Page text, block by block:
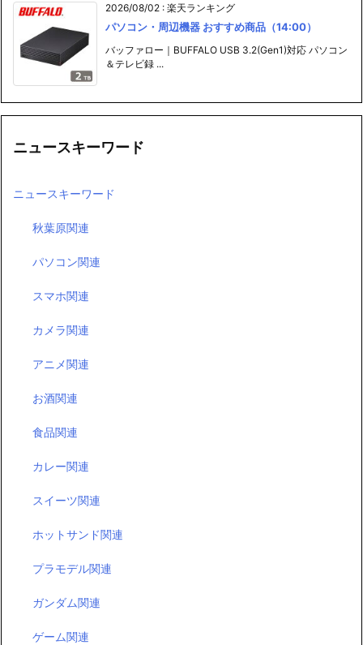
2026/08/02 : 楽天ランキング
パソコン・周辺機器 おすすめ商品（14:00）
バッファロー｜BUFFALO USB 3.2(Gen1)対応 パソコン
＆テレビ録 ...
ニュースキーワード
ニュースキーワード
秋葉原関連
パソコン関連
スマホ関連
カメラ関連
アニメ関連
お酒関連
食品関連
カレー関連
スイーツ関連
ホットサンド関連
プラモデル関連
ガンダム関連
ゲーム関連